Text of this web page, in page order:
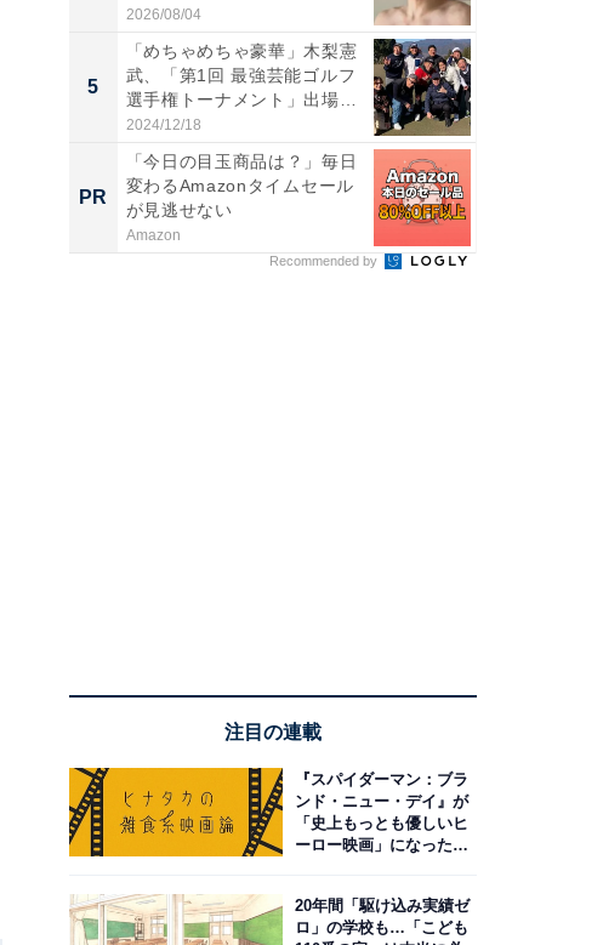
2026/08/04
5
「めちゃめちゃ豪華」木梨憲
武、「第1回 最強芸能ゴルフ
選手権トーナメント」出場
メ...
2024/12/18
PR
「今日の目玉商品は？」毎日
変わるAmazonタイムセール
が見逃せない
Amazon
Recommended by
注目の連載
『スパイダーマン：ブラ
ンド・ニュー・デイ』が
「史上もっとも優しいヒ
ーロー映画」になった理
20年間「駆け込み実績ゼ
ロ」の学校も…「こども